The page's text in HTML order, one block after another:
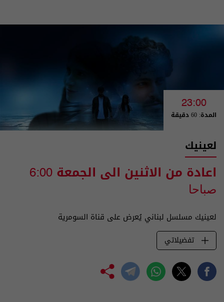
23:00
المدة: 60 دقيقة
لعينيك
اعادة من الاثنين الى الجمعة 6:00
صباحا
لعينيك مسلسل لبناني يُعرض على قناة السومرية
تفضيلاتي